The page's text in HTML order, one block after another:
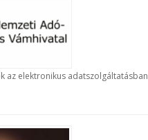
az elektronikus adatszolgáltatásban